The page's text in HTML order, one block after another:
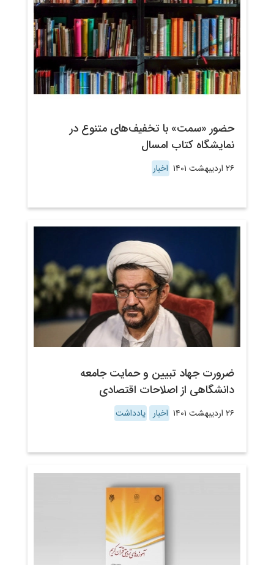
حضور «سمت» با تخفیف‌های متنوع در
نمایشگاه کتاب امسال
۲۶ اردیبهشت ۱۴۰۱ اخبار
ضرورت جهاد تبیین و حمایت جامعه
دانشگاهی از اصلاحات اقتصادی
۲۶ اردیبهشت ۱۴۰۱ اخبار یادداشت